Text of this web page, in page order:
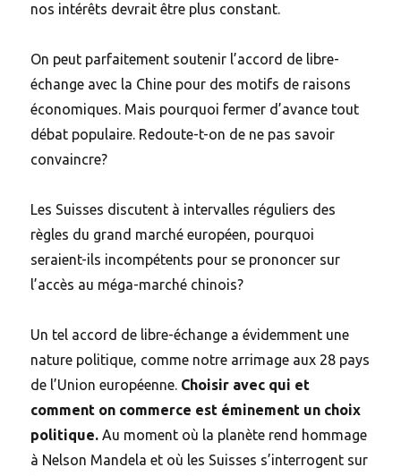
nos intérêts devrait être plus constant.
On peut parfaitement soutenir l’accord de libre-
échange avec la Chine pour des motifs de raisons
économiques. Mais pourquoi fermer d’avance tout
débat populaire. Redoute-t-on de ne pas savoir
convaincre?
Les Suisses discutent à intervalles réguliers des
règles du grand marché européen, pourquoi
seraient-ils incompétents pour se prononcer sur
l’accès au méga-marché chinois?
Un tel accord de libre-échange a évidemment une
nature politique, comme notre arrimage aux 28 pays
de l’Union européenne. Choisir avec qui et
comment on commerce est éminement un choix
politique.Au moment où la planète rend hommage
à Nelson Mandela et où les Suisses s’interrogent sur